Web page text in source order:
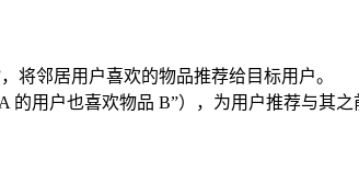
将邻居用户喜欢的物品推荐给目标用户。
的用户也喜欢物品 B”），为用户推荐与其之